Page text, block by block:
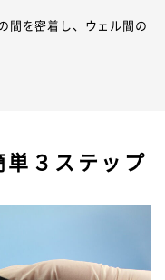
間を密着し、ウェル間の
３ステップ